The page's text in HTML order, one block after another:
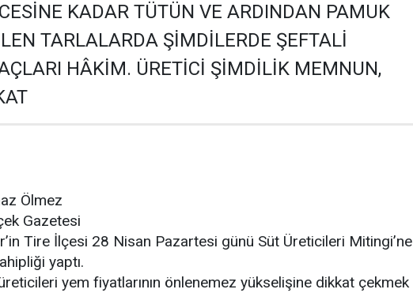
KADAR TÜTÜN VE ARDINDAN PAMUK
TARLALARDA ŞİMDİLERDE ŞEFTALİ
HÂKİM. ÜRETİCİ ŞİMDİLİK MEMNUN,
Ölmez
Gazetesi
Tire İlçesi 28 Nisan Pazartesi günü Süt Üreticileri Mitingi’ne
yaptı.
yem fiyatlarının önlenemez yükselişine dikkat çekmek